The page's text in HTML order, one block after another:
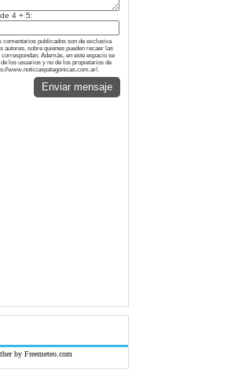
4 + 5:
comentarios publicados son de exclusiva
autores, sobre quienes pueden recaer las
Además, en este espacio se
los usuarios y no de los propietarios de
www.noticiaspatagonicas.com.ar/.
Enviar mensaje
by Freemeteo.com